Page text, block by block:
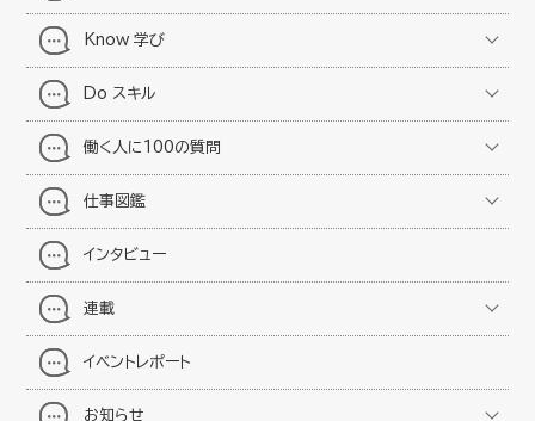
Know 学び
Do スキル
働く人に100の質問
仕事図鑑
インタビュー
連載
イベントレポート
お知らせ